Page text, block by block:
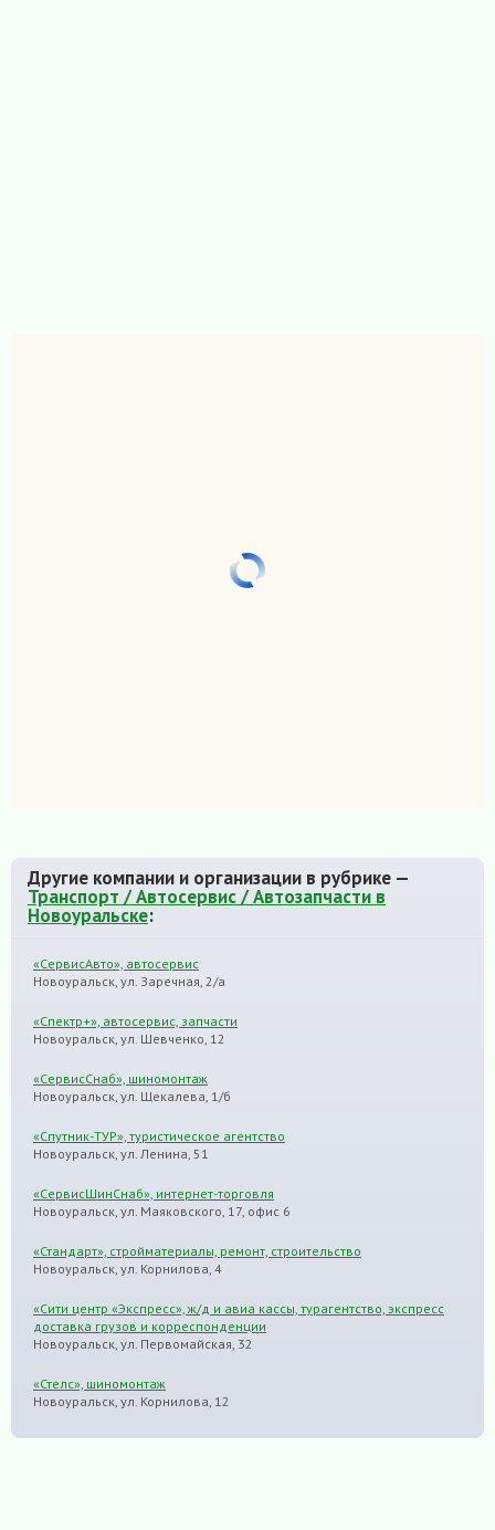
Другие компании и организации в рубрике —
Транспорт / Автосервис / Автозапчасти в
Новоуральске:
«СервисАвто», автосервис
Новоуральск, ул. Заречная, 2/а
«Спектр+», автосервис, запчасти
Новоуральск, ул. Шевченко, 12
«СервисСнаб», шиномонтаж
Новоуральск, ул. Щекалева, 1/б
«Спутник-ТУР», туристическое агентство
Новоуральск, ул. Ленина, 51
«СервисШинСнаб», интернет-торговля
Новоуральск, ул. Маяковского, 17, офис 6
«Стандарт», стройматериалы, ремонт, строительство
Новоуральск, ул. Корнилова, 4
«Сити центр «Экспресс», ж/д и авиа кассы, турагентство, экспресс
доставка грузов и корреспонденции
Новоуральск, ул. Первомайская, 32
«Стелс», шиномонтаж
Новоуральск, ул. Корнилова, 12